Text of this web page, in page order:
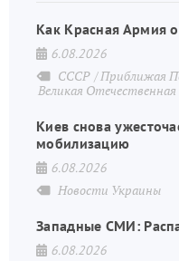
Как Красная Армия
6.08.2026
СССР
Приближая
Великая
Киев снова
мобилизацию
6.08.2026
Новости Украины
Западные СМИ:
6.08.2026